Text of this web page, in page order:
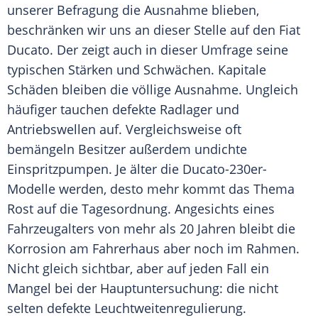
unserer Befragung die Ausnahme blieben,
beschränken wir uns an dieser Stelle auf den Fiat
Ducato. Der zeigt auch in dieser Umfrage seine
typischen Stärken und Schwächen. Kapitale
Schäden bleiben die völlige Ausnahme. Ungleich
häufiger tauchen defekte Radlager und
Antriebswellen auf. Vergleichsweise oft
bemängeln Besitzer außerdem undichte
Einspritzpumpen. Je älter die Ducato-230er-
Modelle werden, desto mehr kommt das Thema
Rost auf die Tagesordnung. Angesichts eines
Fahrzeugalters von mehr als 20 Jahren bleibt die
Korrosion am Fahrerhaus aber noch im Rahmen.
Nicht gleich sichtbar, aber auf jeden Fall ein
Mangel bei der Hauptuntersuchung: die nicht
selten defekte Leuchtweitenregulierung.